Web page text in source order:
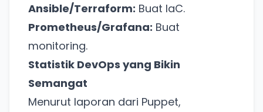
Ansible/Terraform: Buat IaC.
Prometheus/Grafana: Buat
monitoring.
Statistik DevOps yang Bikin
Semangat
Menurut laporan dari Puppet,